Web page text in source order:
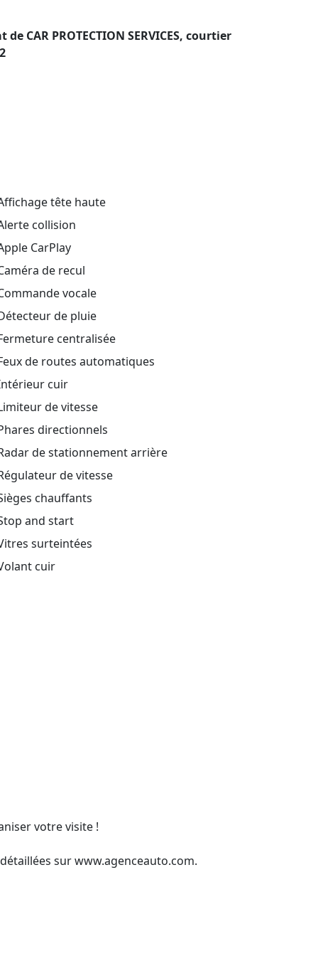
PROTECTION SERVICES, courtier
tête haute
collision
CarPlay
de recul
vocale
de pluie
centralisée
de routes automatiques
cuir
de vitesse
directionnels
de stationnement arrière
de vitesse
chauffants
and start
surteintées
cuir
votre visite !
sur www.agenceauto.com.